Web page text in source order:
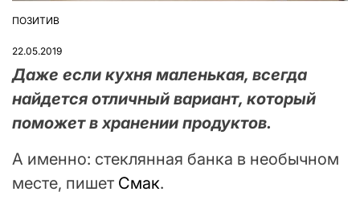
ОПУБЛІКУВАТИ
ПОЗИТИВ
22.05.2019
Даже если кухня маленькая, всегда
найдется отличный вариант, который
поможет в хранении продуктов.
А именно: стеклянная банка в необычном
месте, пишет Смак.